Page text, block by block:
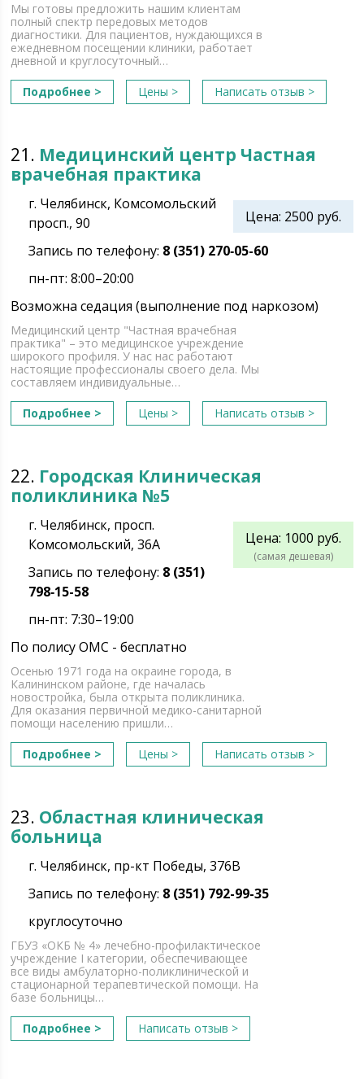
Мы готовы предложить нашим клиентам
полный спектр передовых методов
диагностики. Для пациентов, нуждающихся в
ежедневном посещении клиники, работает
дневной и круглосуточный…
Подробнее >
Цены > Написать отзыв >
21. Медицинский центр Частная
врачебная практика
Цена: 2500 руб.
г. Челябинск, Комсомольский
просп., 90
Запись по телефону: 8 (351) 270‑05-60
пн-пт: 8:00–20:00
Возможна седация (выполнение под наркозом)
Медицинский центр "Частная врачебная
практика" – это медицинское учреждение
широкого профиля. У нас нас работают
настоящие профессионалы своего дела. Мы
составляем индивидуальные…
Подробнее >
Цены > Написать отзыв >
22. Городская Клиническая
поликлиника №5
Цена: 1000 руб.
(самая дешевая)
г. Челябинск, просп.
Комсомольский, 36А
Запись по телефону: 8 (351)
798‑15-58
пн-пт: 7:30–19:00
По полису ОМС - бесплатно
Осенью 1971 года на окраине города, в
Калининском районе, где началась
новостройка, была открыта поликлиника.
Для оказания первичной медико-санитарной
помощи населению пришли…
Подробнее >
Цены > Написать отзыв >
23. Областная клиническая
больница
г. Челябинск, пр-кт Победы, 376В
Запись по телефону: 8 (351) 792-99-35
круглосуточно
ГБУЗ «ОКБ № 4» лечебно-профилактическое
учреждение I категории, обеспечивающее
все виды амбулаторно-поликлинической и
стационарной терапевтической помощи. На
базе больницы…
Подробнее >
Написать отзыв >